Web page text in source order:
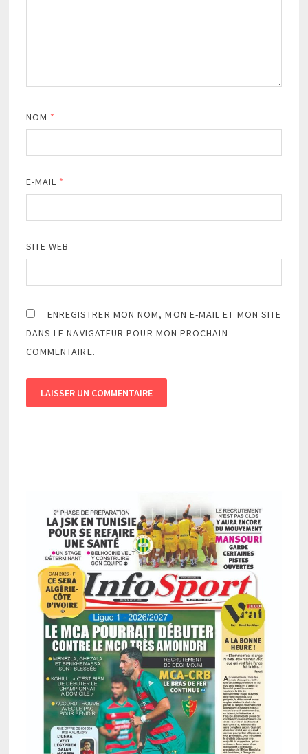
NOM *
E-MAIL *
SITE WEB
ENREGISTRER MON NOM, MON E-MAIL ET MON SITE
DANS LE NAVIGATEUR POUR MON PROCHAIN
COMMENTAIRE.